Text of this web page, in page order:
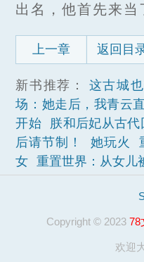
出名，他首先来当
上一章 返回目
新书推荐： 这古城
场：她走后，我青云
开始
朕和后妃从古代
后请节制！
她玩火
女
重置世界：从女儿
Copyright © 2023 78
欢迎